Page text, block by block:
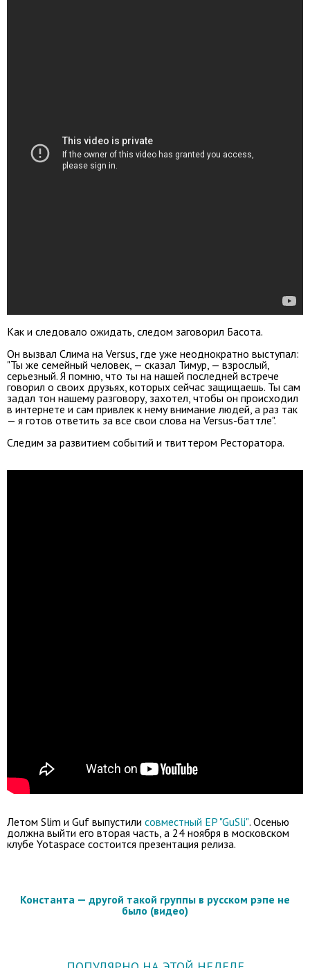
Как и следовало ожидать, следом заговорил Басота.
Он вызвал Слима на Versus, где уже неоднократно выступал:
"Ты же семейный человек, — сказал Тимур, — взрослый,
серьезный. Я помню, что ты на нашей последней встрече
говорил о своих друзьях, которых сейчас защищаешь. Ты сам
задал тон нашему разговору, захотел, чтобы он происходил
в интернете и сам привлек к нему внимание людей, а раз так
— я готов ответить за все свои слова на Versus-баттле".
Следим за развитием событий и твиттером Ресторатора.
Летом Slim и Guf выпустили совместный EP "GuSli". Осенью
должна выйти его вторая часть, а 24 ноября в московском
клубе Yotaspace состоится презентация релиза.
Константа — другой такой группы в русском рэпе не
было (видео)